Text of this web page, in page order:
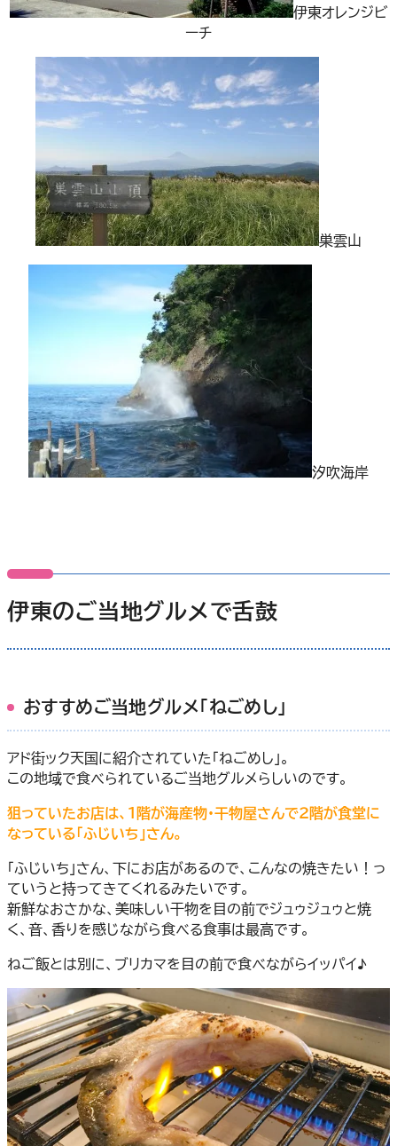
伊東オレンジビ
ーチ
巣雲山
汐吹海岸
伊東のご当地グルメで舌鼓
おすすめご当地グルメ「ねごめし」
アド街ック天国に紹介されていた「ねごめし」。
この地域で食べられているご当地グルメらしいのです。
狙っていたお店は、１階が海産物・干物屋さんで２階が食堂に
なっている「ふじいち」さん。
「ふじいち」さん、下にお店があるので、こんなの焼きたい！っ
ていうと持ってきてくれるみたいです。
新鮮なおさかな、美味しい干物を目の前でジュゥジュゥと焼
く、音、香りを感じながら食べる食事は最高です。
ねご飯とは別に、ブリカマを目の前で食べながらイッパイ♪